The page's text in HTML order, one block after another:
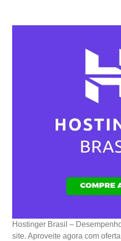
Hostinger Brasil –
site. Aproveite agora com